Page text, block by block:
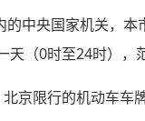
中央国家机关，
（0时至24时），
京限行的机动车车